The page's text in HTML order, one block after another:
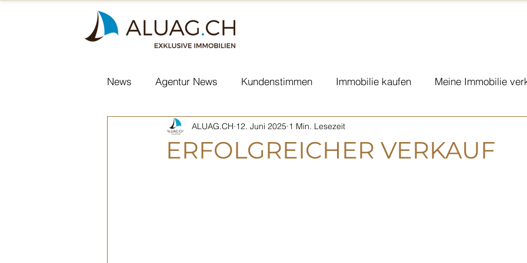
News Agentur News Kundenstimmen Immobilie kaufen Meine Immobilie
In den Medien Nachfolgeplanung KMU
ERFOLGREICHER VERKAUF
ALUAG.CH 12. Juni 2025 1 Min. Lesezeit